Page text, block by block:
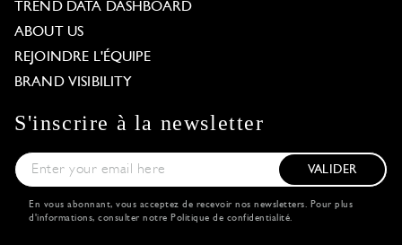
TREND DATA DASHBOARD
ABOUT US
REJOINDRE L'ÉQUIPE
BRAND VISIBILITY
S'inscrire à la newsletter
VALIDER
En vous abonnant, vous acceptez de recevoir nos newsletters. Pour plus
d'informations, consulter notre Politique de confidentialité.